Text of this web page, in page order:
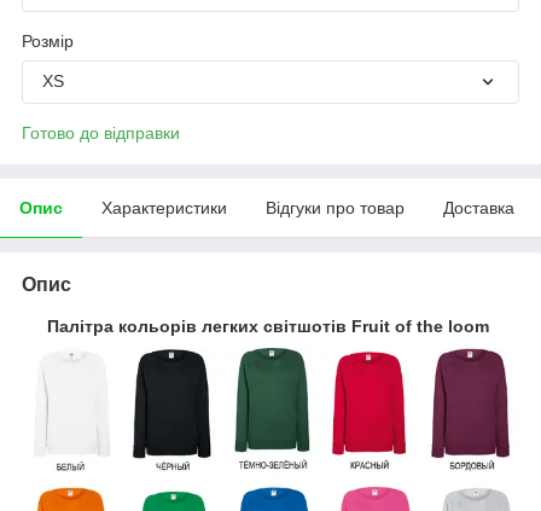
Розмір
XS
Готово до відправки
Опис Характеристики Відгуки про товар Доставка
Опис
Палітра кольорів легких світшотів Fruit of the loom